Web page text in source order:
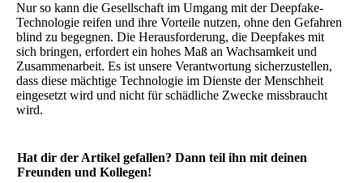
Nur so kann die Gesellschaft im Umgang mit der Deepfake-
Technologie reifen und ihre Vorteile nutzen, ohne den Gefahren
blind zu begegnen. Die Herausforderung, die Deepfakes mit
sich bringen, erfordert ein hohes Maß an Wachsamkeit und
Zusammenarbeit. Es ist unsere Verantwortung sicherzustellen,
dass diese mächtige Technologie im Dienste der Menschheit
eingesetzt wird und nicht für schädliche Zwecke missbraucht
wird.
Hat dir der Artikel gefallen? Dann teil ihn mit deinen
Freunden und Kollegen!